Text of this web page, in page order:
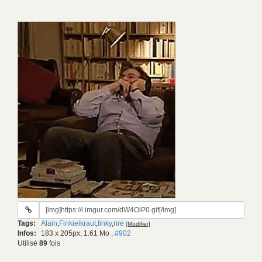
URL
gif:
Tags: Alain,Finkielkraut,finky,rire [Modifier]
Infos: 183 x 205px, 1.61 Mo , #902
Utilisé 89 fois